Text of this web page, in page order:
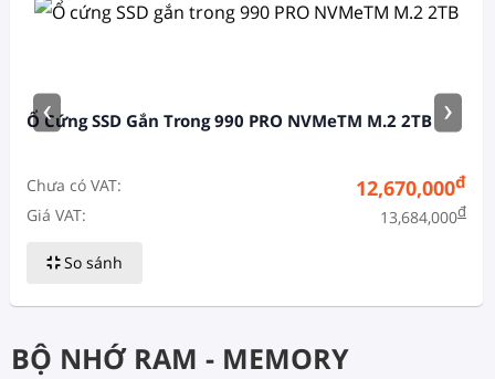
Ổ Cứng SSD Gắn Trong 990 PRO NVMeTM M.2 2TB
Chưa có VAT: 12,670,000đ
Giá VAT: 13,684,000đ
So sánh
‹ ›
BỘ NHỚ RAM - MEMORY